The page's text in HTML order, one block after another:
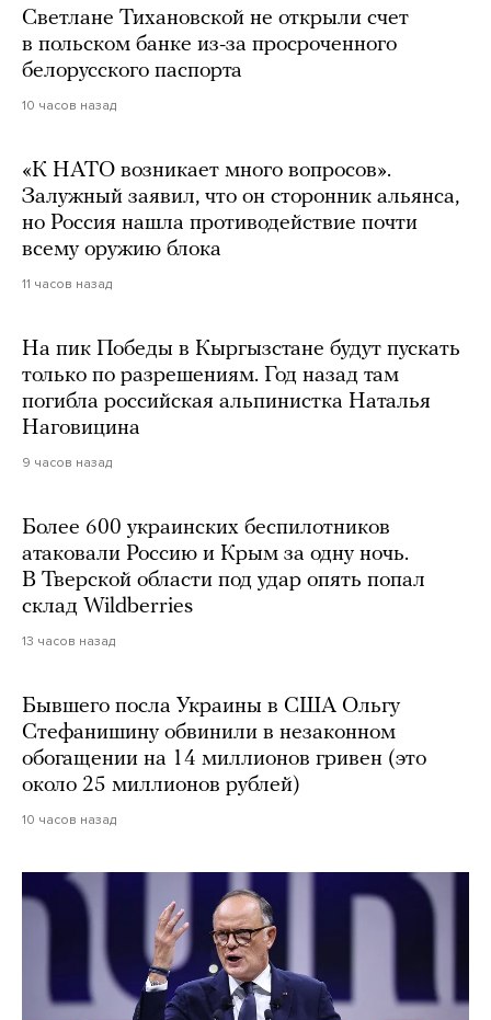
Светлане Тихановской не открыли счет
в польском банке из-за просроченного
белорусского паспорта
10 часов назад
«К НАТО возникает много вопросов».
Залужный заявил, что он сторонник альянса,
но Россия нашла противодействие почти
всему оружию блока
11 часов назад
На пик Победы в Кыргызстане будут пускать
только по разрешениям. Год назад там
погибла российская альпинистка Наталья
Наговицина
9 часов назад
Более 600 украинских беспилотников
атаковали Россию и Крым за одну ночь.
В Тверской области под удар опять попал
склад Wildberries
13 часов назад
Бывшего посла Украины в США Ольгу
Стефанишину обвинили в незаконном
обогащении на 14 миллионов гривен (это
около 25 миллионов рублей)
10 часов назад